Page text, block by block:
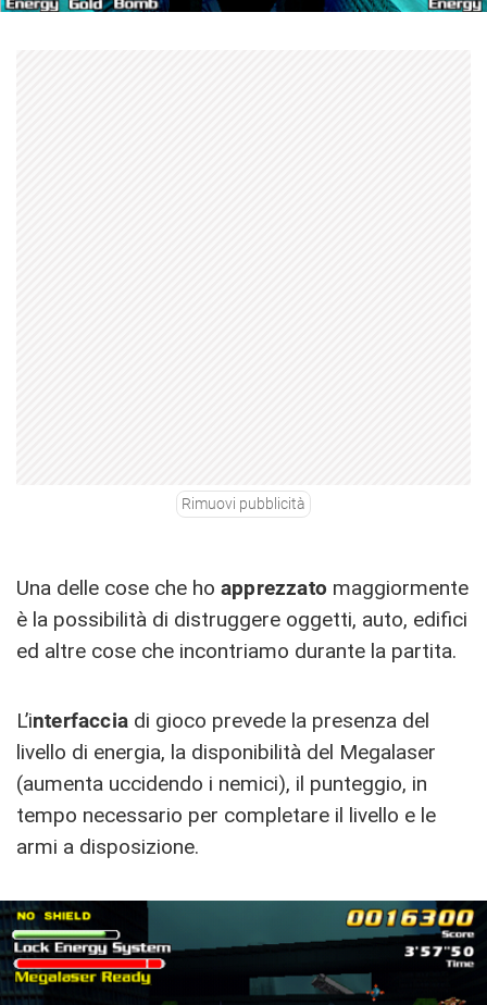
Rimuovi pubblicità
Una delle cose che ho apprezzato maggiormente
è la possibilità di distruggere oggetti, auto, edifici
ed altre cose che incontriamo durante la partita.
L’interfaccia di gioco prevede la presenza del
livello di energia, la disponibilità del Megalaser
(aumenta uccidendo i nemici), il punteggio, in
tempo necessario per completare il livello e le
armi a disposizione.